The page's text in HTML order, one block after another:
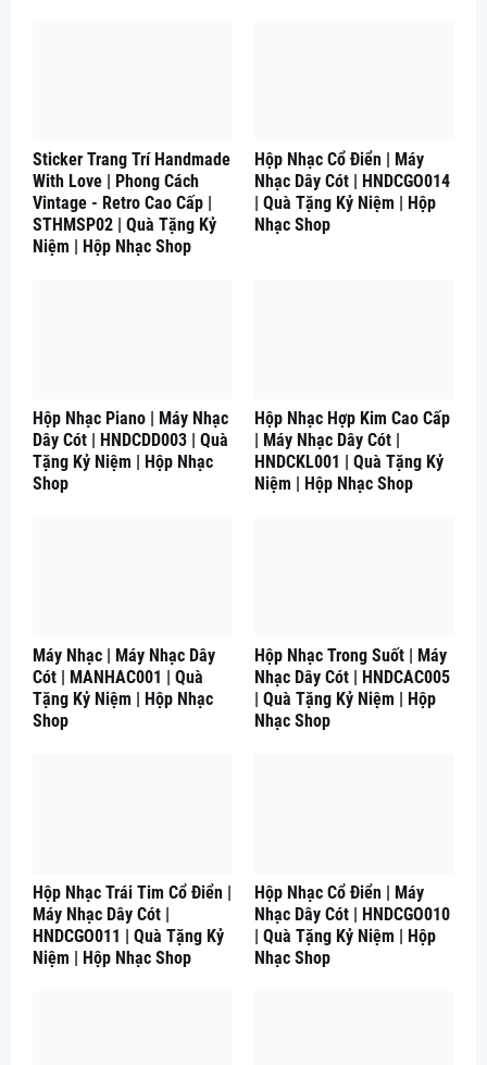
Sticker Trang Trí Handmade
With Love | Phong Cách
Vintage - Retro Cao Cấp |
STHMSP02 | Quà Tặng Kỷ
Niệm | Hộp Nhạc Shop
Hộp Nhạc Cổ Điển | Máy
Nhạc Dây Cót | HNDCGO014
| Quà Tặng Kỷ Niệm | Hộp
Nhạc Shop
Hộp Nhạc Piano | Máy Nhạc
Dây Cót | HNDCDD003 | Quà
Tặng Kỷ Niệm | Hộp Nhạc
Shop
Hộp Nhạc Hợp Kim Cao Cấp
| Máy Nhạc Dây Cót |
HNDCKL001 | Quà Tặng Kỷ
Niệm | Hộp Nhạc Shop
Máy Nhạc | Máy Nhạc Dây
Cót | MANHAC001 | Quà
Tặng Kỷ Niệm | Hộp Nhạc
Shop
Hộp Nhạc Trong Suốt | Máy
Nhạc Dây Cót | HNDCAC005
| Quà Tặng Kỷ Niệm | Hộp
Nhạc Shop
Hộp Nhạc Trái Tim Cổ Điển |
Máy Nhạc Dây Cót |
HNDCGO011 | Quà Tặng Kỷ
Niệm | Hộp Nhạc Shop
Hộp Nhạc Cổ Điển | Máy
Nhạc Dây Cót | HNDCGO010
| Quà Tặng Kỷ Niệm | Hộp
Nhạc Shop